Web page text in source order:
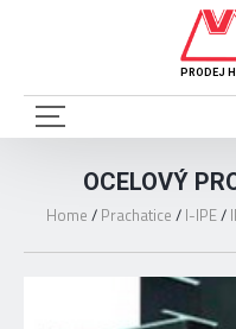
PRODEJ
OCELOVÝ
Home / Prachatice / I-IPE/